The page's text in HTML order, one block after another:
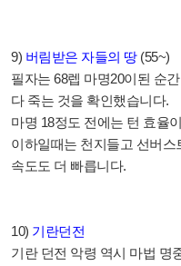
9) 버림받은 자들의 땅(55~)
필자는 68렙 마명20이된 순
다 죽는 것을 확인했습니다.
마명 18정도 전에는 턴 효율
이하일때는 천지들고 선버
속도도 더 빠릅니다.
10) 기란던전
기란 던전 악령 역시 마법 명